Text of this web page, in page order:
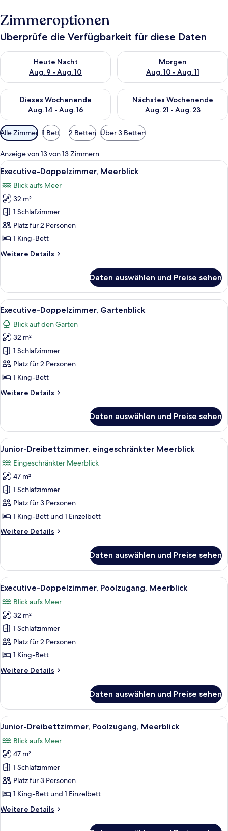
Zimmeroptionen
Überprüfe die Verfügbarkeit für diese Daten
Heute Nacht
Aug. 9 - Aug. 10
Überprüfe die Verfügbarkeit für heute Nacht, Aug. 9 - Aug.
Morgen
Aug. 10 - Aug. 11
Überprüfe die Verfügbarkeit
Dieses Wochenende
Aug. 14 - Aug. 16
Überprüfe die Verfügbarkeit für dieses Wochenende, Aug. 14
Nächstes Wochenende
Aug. 21 - Aug. 23
Überprüfe die Verfügbarkeit
Verfügbare
Filter
für
Zimmer
Alle Zimmer 1 Bett 2 Betten Über 3 Betten
Anzeige von 13 von 13 Zimmern
Alle
Fotos
für
Executive-
Doppelzimmer,
Meerblick
anzeigen
Ein ordentlich eingerichtetes
4
Executive-Doppelzimmer, Meerblick
Blick aufs Meer
32 m²
1 Schlafzimmer
Platz für 2 Personen
1 King-Bett
Weitere Details
Weitere
Doppelzimmer,
Meerblick
Daten auswählen und Preise sehen
Alle
Fotos
für
Executive-
Doppelzimmer,
Gartenblick
anzeigen
Ein ordentlich eingerichtetes
6
Executive-Doppelzimmer, Gartenblick
Blick auf den Garten
32 m²
1 Schlafzimmer
Platz für 2 Personen
1 King-Bett
Weitere Details
Weitere
Doppelzimmer,
Gartenblick
Daten auswählen und Preise sehen
Alle
Fotos
für
Junior-
Dreibettzimmer,
eingeschränkter
Meerblick
Ein ordentlich eingerichtetes
6
Junior-Dreibettzimmer, eingeschränkter Meerblick
Eingeschränkter Meerblick
47 m²
1 Schlafzimmer
Platz für 3 Personen
1 King-Bett und 1 Einzelbett
Weitere Details
Weitere
Dreibettzimmer,
eingeschränkter
Meerblick
Daten auswählen und Preise sehen
Alle
Fotos
für
Executive-
Doppelzimmer,
Poolzugang,
Meerblick
Ein ordentlich eingerichtetes
4
Executive-Doppelzimmer, Poolzugang, Meerblick
Blick aufs Meer
32 m²
1 Schlafzimmer
Platz für 2 Personen
1 King-Bett
Weitere Details
Weitere
Doppelzimmer,
Poolzugang,
Meerblick
Daten auswählen und Preise sehen
Alle
Fotos
für
Junior-
Dreibettzimmer,
Poolzugang,
Meerblick
Ein ordentlich eingerichtetes
6
Junior-Dreibettzimmer, Poolzugang, Meerblick
Blick aufs Meer
47 m²
1 Schlafzimmer
Platz für 3 Personen
1 King-Bett und 1 Einzelbett
Weitere Details
Weitere